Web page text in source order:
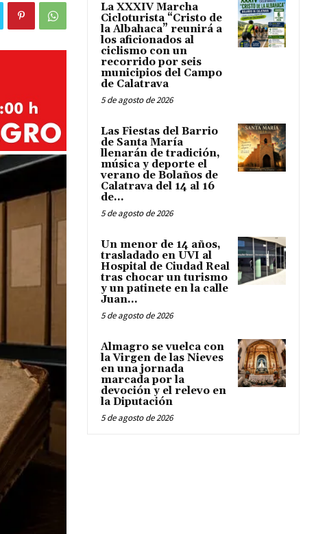
La XXXIV Marcha
Cicloturista “Cristo de
la Albahaca” reunirá a
los aficionados al
ciclismo con un
recorrido por seis
municipios del Campo
de Calatrava
5 de agosto de 2026
Las Fiestas del Barrio
de Santa María
llenarán de tradición,
música y deporte el
verano de Bolaños de
Calatrava del 14 al 16
de...
5 de agosto de 2026
Un menor de 14 años,
trasladado en UVI al
Hospital de Ciudad Real
tras chocar un turismo
y un patinete en la calle
Juan...
5 de agosto de 2026
Almagro se vuelca con
la Virgen de las Nieves
en una jornada
marcada por la
devoción y el relevo en
la Diputación
5 de agosto de 2026